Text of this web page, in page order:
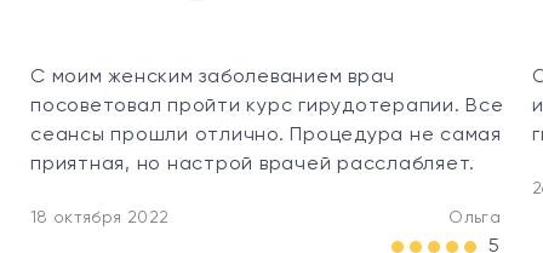
С моим женским заболеванием врач
посоветовал пройти курс гирудотерапии. Все
сеансы прошли отлично. Процедура не самая
приятная, но настрой врачей расслабляет.
18 октября 2022 Ольга
5